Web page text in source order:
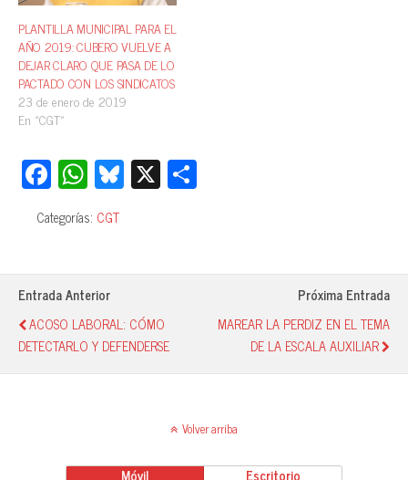
PLANTILLA MUNICIPAL PARA EL
AÑO 2019: CUBERO VUELVE A
DEJAR CLARO QUE PASA DE LO
PACTADO CON LOS SINDICATOS
23 de enero de 2019
En «CGT»
Fa
ce
bo
ok
W
ha
ts
A
pp
Bl
ue
y
X
pa
Categorías: CGT
Entrada Anterior
ACOSO LABORAL: CÓMO
DETECTARLO Y DEFENDERSE
Próxima Entrada
MAREAR LA PERDIZ EN EL TEMA
DE LA ESCALA AUXILIAR
Volver arriba
Móvil Escritorio